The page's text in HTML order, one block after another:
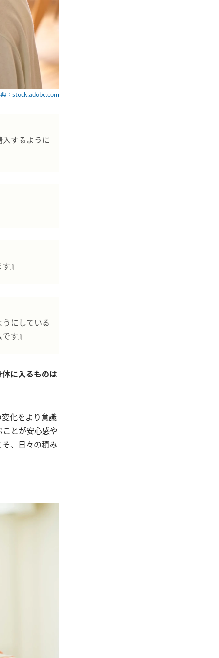
：stock.adobe.com
するように
』
にしている
す』
に入るものは
化をより意識
とが安心感や
、日々の積み